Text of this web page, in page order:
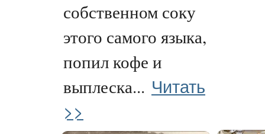
собственном соку
этого самого языка,
попил кофе и
выплеска... Читать
>>